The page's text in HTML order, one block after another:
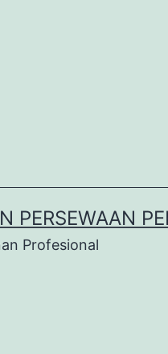
PERSEWAAN
Profesional